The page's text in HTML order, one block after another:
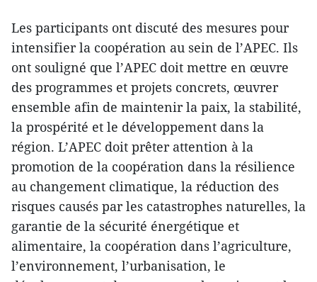
Les participants ont discuté des mesures pour
intensifier la coopération au sein de l’APEC. Ils
ont souligné que l’APEC doit mettre en œuvre
des programmes et projets concrets, œuvrer
ensemble afin de maintenir la paix, la stabilité,
la prospérité et le développement dans la
région. L’APEC doit prêter attention à la
promotion de la coopération dans la résilience
au changement climatique, la réduction des
risques causés par les catastrophes naturelles, ​la
garantie de la sécurité énergétique et
alimentaire, la coopération dans l’agriculture,
l’environnement, l’urbanisation, le